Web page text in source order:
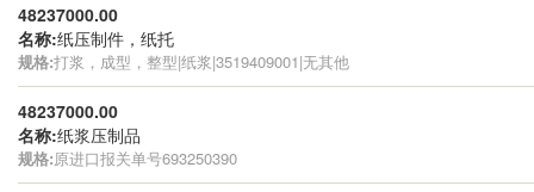
48237000.00
名称:纸压制件，纸托
规格:打浆，成型，整型|纸浆|3519409001|无其他
48237000.00
名称:纸浆压制品
规格:原进口报关单号693250390